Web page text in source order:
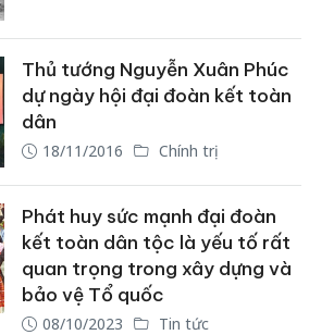
Thủ tướng Nguyễn Xuân Phúc
dự ngày hội đại đoàn kết toàn
dân
18/11/2016 Chính trị
Phát huy sức mạnh đại đoàn
kết toàn dân tộc là yếu tố rất
quan trọng trong xây dựng và
bảo vệ Tổ quốc
08/10/2023 Tin tức